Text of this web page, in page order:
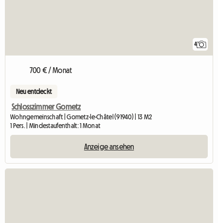
4
700 € / Monat
Neu entdeckt
Schlosszimmer Gometz
Wohngemeinschaft | Gometz-le-Châtel (91940) | 13 M2
1 Pers. | Mindestaufenthalt: 1 Monat
Anzeige ansehen